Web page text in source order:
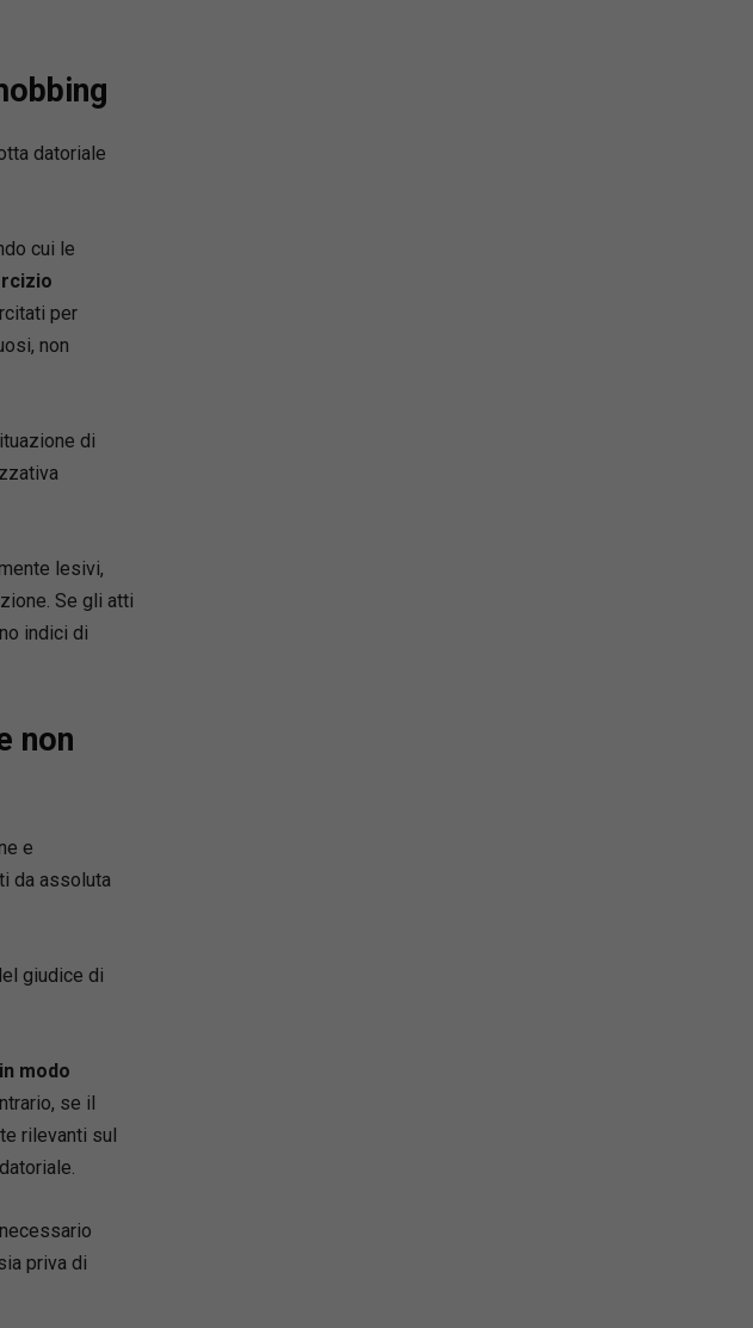
datoriale
cui le
per
non
di
lesivi,
Se gli atti
indici di
non
e
da assoluta
giudice di
modo
se il
rilevanti sul
priva di